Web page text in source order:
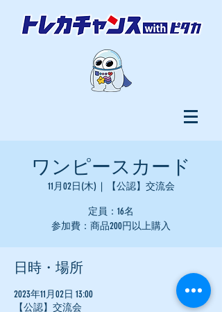
ワンピースカード
11月02日(木)
  |
【公認】交流会
定員：16名
参加費：商品200円以上購入
日時・場所
2023年11月02日 13:00
【公認】交流会